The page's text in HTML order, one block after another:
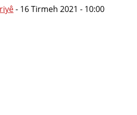
- 16 Tirmeh 2021 - 10:00